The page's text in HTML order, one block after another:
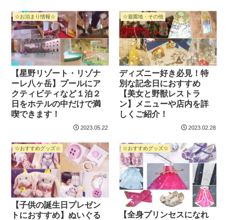
☆お泊まり情報☆
【星野リゾート・リゾナ
ーレ八ヶ岳】プールにア
クティビティなど１泊２
日をホテルの中だけで満
喫できます！
2023.05.22
☆遊園地・その他
ディズニー好き必見！特
別な記念日におすすめ
【美女と野獣レストラ
ン】メニューや店内を詳
しくご紹介！
2023.02.28
☆おすすめグッズ☆
【子供の誕生日プレゼン
トにおすすめ】ぬいぐる
☆おすすめグッズ☆
【全身プリンセスになれ